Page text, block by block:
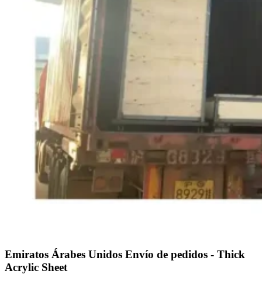
Emiratos Árabes Unidos Envío de pedidos - Thick
Acrylic Sheet